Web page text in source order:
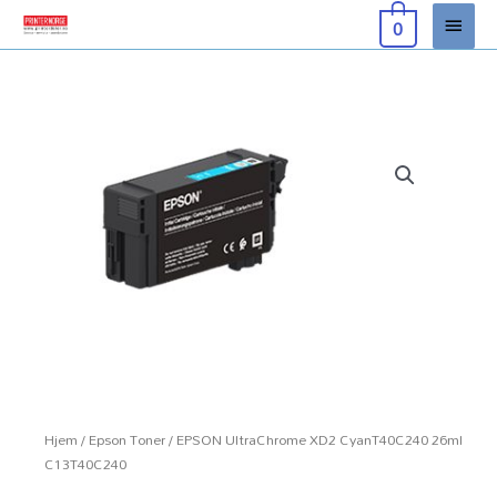
Hopp
rett
til
0
Hjem/Epson Toner/ EPSON UltraChrome XD2 CyanT40C240 26ml
C13T40C240